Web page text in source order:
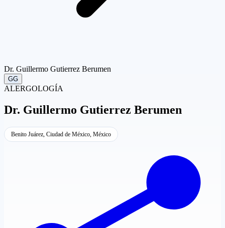
Dr. Guillermo Gutierrez Berumen
GG
ALERGOLOGÍA
Dr. Guillermo Gutierrez Berumen
Benito Juárez, Ciudad de México, México